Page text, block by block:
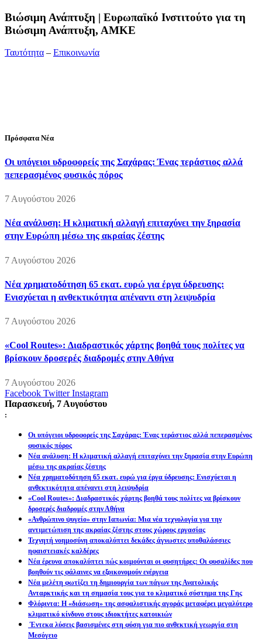
Bιώσιμη Ανάπτυξη | Ευρωπαϊκό Ινστιτούτο για τη
Βιώσιμη Ανάπτυξη, ΑΜΚΕ
Ταυτότητα – Επικοινωνία
Πρόσφατα Νέα
Οι υπόγειοι υδροφορείς της Σαχάρας: Ένας τεράστιος αλλά
πεπερασμένος φυσικός πόρος
7 Αυγούστου 2026
Νέα ανάλυση: Η κλιματική αλλαγή επιταχύνει την ξηρασία
στην Ευρώπη μέσω της ακραίας ζέστης
7 Αυγούστου 2026
Νέα χρηματοδότηση 65 εκατ. ευρώ για έργα ύδρευσης:
Ενισχύεται η ανθεκτικότητα απέναντι στη λειψυδρία
7 Αυγούστου 2026
«Cool Routes»: Διαδραστικός χάρτης βοηθά τους πολίτες να
βρίσκουν δροσερές διαδρομές στην Αθήνα
7 Αυγούστου 2026
Facebook Twitter Instagram
Παρασκευή, 7 Αυγούστου
:
Οι υπόγειοι υδροφορείς της Σαχάρας: Ένας τεράστιος αλλά πεπερασμένος
φυσικός πόρος
Νέα ανάλυση: Η κλιματική αλλαγή επιταχύνει την ξηρασία στην Ευρώπη
μέσω της ακραίας ζέστης
Νέα χρηματοδότηση 65 εκατ. ευρώ για έργα ύδρευσης: Ενισχύεται η
ανθεκτικότητα απέναντι στη λειψυδρία
«Cool Routes»: Διαδραστικός χάρτης βοηθά τους πολίτες να βρίσκουν
δροσερές διαδρομές στην Αθήνα
«Ανθρώπινο ψυγείο» στην Ιαπωνία: Μια νέα τεχνολογία για την
αντιμετώπιση της ακραίας ζέστης στους χώρους εργασίας
Τεχνητή νοημοσύνη αποκαλύπτει δεκάδες άγνωστες υποθαλάσσιες
ηφαιστειακές καλδέρες
Νέα έρευνα αποκαλύπτει πώς κοιμούνται οι φυσητήρες: Οι φυσαλίδες που
βοηθούν τις φάλαινες να εξοικονομούν ενέργεια
Νέα μελέτη φωτίζει τη δημιουργία των πάγων της Ανατολικής
Ανταρκτικής και τη σημασία τους για το κλιματικό σύστημα της Γης
Φλόριντα: Η «διάσωση» της ασφαλιστικής αγοράς μεταφέρει μεγαλύτερο
κλιματικό κίνδυνο στους ιδιοκτήτες κατοικιών
Έντεκα λύσεις βασισμένες στη φύση για πιο ανθεκτική γεωργία στη
Μεσόγειο